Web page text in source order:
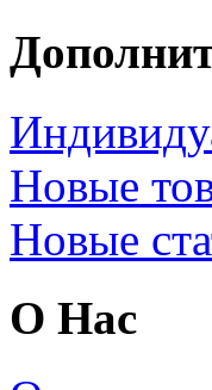
Новые
Новые
О Нас